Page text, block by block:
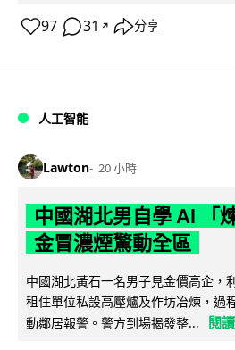
97 31 ↗ 分享
人工智能
Lawton 20 小時
中國湖北男自學 AI 「
金冒濃煙驚動全區
中國湖北黃石一名男子見金價高企，
租住單位私設高壓爐及作坊冶煉，過
動鄰居報警。警方到場揭發整...
閱